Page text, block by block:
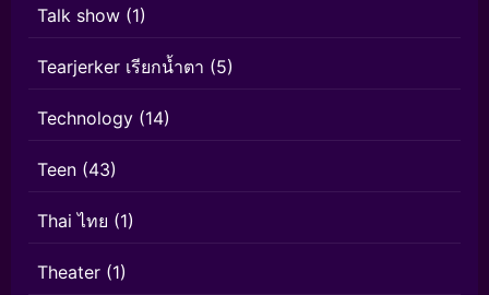
Talk show (1)
Tearjerker เรียกน้ำตา (5)
Technology (14)
Teen (43)
Thai ไทย (1)
Theater (1)